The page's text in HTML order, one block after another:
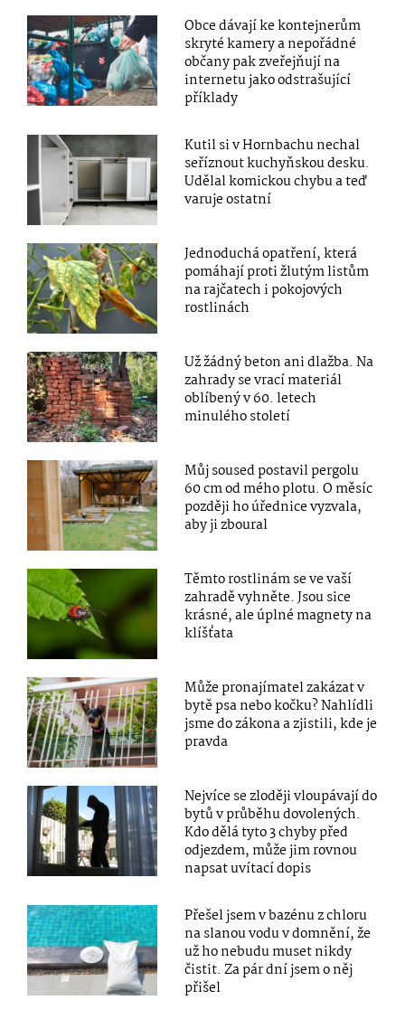
Obce dávají ke kontejnerům
skryté kamery a nepořádné
občany pak zveřejňují na
internetu jako odstrašující
příklady
Kutil si v Hornbachu nechal
seříznout kuchyňskou desku.
Udělal komickou chybu a teď
varuje ostatní
Jednoduchá opatření, která
pomáhají proti žlutým listům
na rajčatech i pokojových
rostlinách
Už žádný beton ani dlažba. Na
zahrady se vrací materiál
oblíbený v 60. letech
minulého století
Můj soused postavil pergolu
60 cm od mého plotu. O měsíc
později ho úřednice vyzvala,
aby ji zboural
Těmto rostlinám se ve vaší
zahradě vyhněte. Jsou sice
krásné, ale úplné magnety na
klíšťata
Může pronajímatel zakázat v
bytě psa nebo kočku? Nahlídli
jsme do zákona a zjistili, kde je
pravda
Nejvíce se zloději vloupávají do
bytů v průběhu dovolených.
Kdo dělá tyto 3 chyby před
odjezdem, může jim rovnou
napsat uvítací dopis
Přešel jsem v bazénu z chloru
na slanou vodu v domnění, že
už ho nebudu muset nikdy
čistit. Za pár dní jsem o něj
přišel